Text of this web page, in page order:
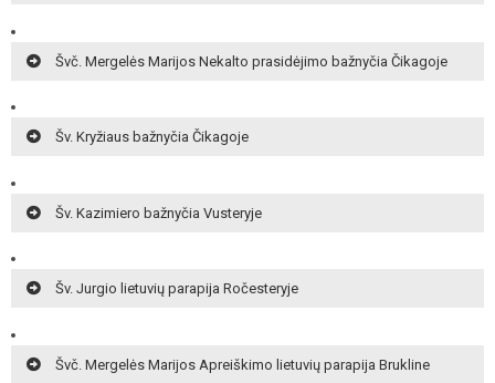
Švč. Mergelės Marijos Nekalto prasidėjimo bažnyčia Čikagoje
Šv. Kryžiaus bažnyčia Čikagoje
Šv. Kazimiero bažnyčia Vusteryje
Šv. Jurgio lietuvių parapija Ročesteryje
Švč. Mergelės Marijos Apreiškimo lietuvių parapija Brukline